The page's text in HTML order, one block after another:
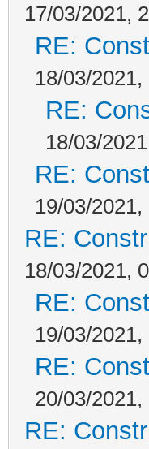
17/03/2021,
RE:
18/03/
RE:
18/03/
RE:
19/03/
RE:
18/03/2021,
RE:
19/03/
RE:
20/03/
RE: